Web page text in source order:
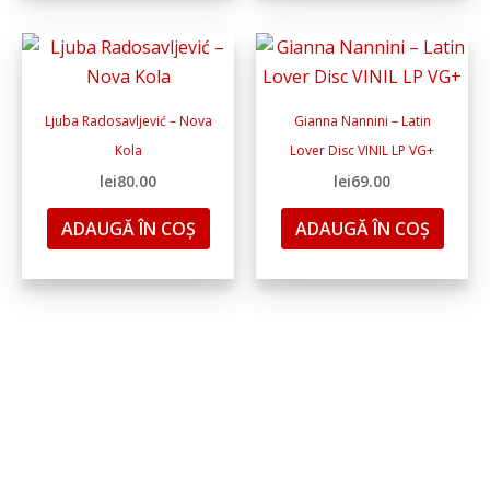
Ljuba Radosavljević – Nova
Kola
lei80.00
ADAUGĂ ÎN COȘ
Gianna Nannini – Latin
Lover Disc VINIL LP VG+
lei69.00
ADAUGĂ ÎN COȘ